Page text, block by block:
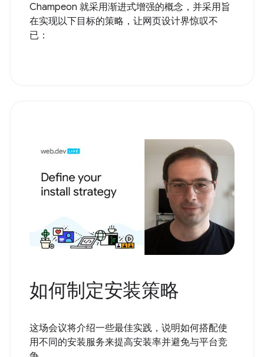
Champeon 就采用渐进式增强的概念，并采用旨
在实现以下目标的策略，让网页设计界惊叹不
已：
如何制定安装策略
这场会议将介绍一些最佳实践，说明如何搭配使
用不同的安装服务来提高安装率并避免与平台竞